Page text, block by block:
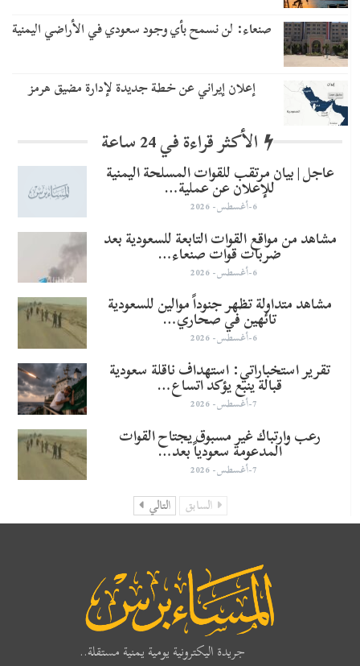
صنعاء: لن نسمح بأي وجود سعودي في الأراضي اليمنية
إعلان إيراني عن خطة جديدة لإدارة مضيق هرمز
الأكثر قراءة في 24 ساعة
عاجل | بيان مرتقب للقوات المسلحة اليمنية
للإعلان عن عملية…
6-أغسطس- 2026
مشاهد من مواقع القوات التابعة للسعودية بعد
ضربات قوات صنعاء…
6-أغسطس- 2026
مشاهد متداولة تظهر جنوداً موالين للسعودية
تائهين في صحاري…
6-أغسطس- 2026
تقرير استخباراتي: استهداف ناقلة سعودية
قبالة ينبع يؤكد اتساع…
7-أغسطس- 2026
رعب وارتباك غير مسبوق يجتاح القوات
المدعومة سعودياً بعد…
7-أغسطس- 2026
السابق التالي
جريدة اليكترونية يومية يمنية مستقلة..